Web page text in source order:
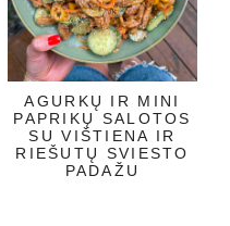
AGURKŲ IR MINI
PAPRIKŲ SALOTOS
SU VIŠTIENA IR
RIEŠUTŲ SVIESTO
PADAŽU